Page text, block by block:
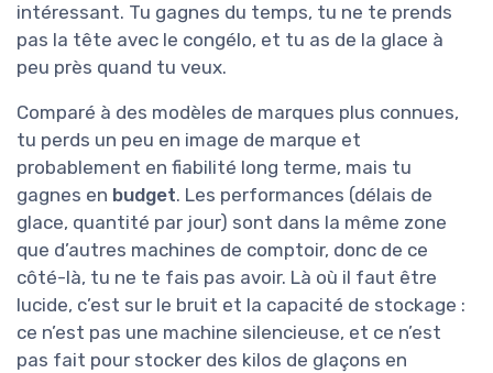
intéressant. Tu gagnes du temps, tu ne te prends
pas la tête avec le congélo, et tu as de la glace à
peu près quand tu veux.
Comparé à des modèles de marques plus connues,
tu perds un peu en image de marque et
probablement en fiabilité long terme, mais tu
gagnes en budget. Les performances (délais de
glace, quantité par jour) sont dans la même zone
que d’autres machines de comptoir, donc de ce
côté-là, tu ne te fais pas avoir. Là où il faut être
lucide, c’est sur le bruit et la capacité de stockage :
ce n’est pas une machine silencieuse, et ce n’est
pas fait pour stocker des kilos de glaçons en